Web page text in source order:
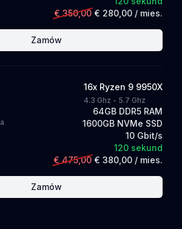
€ 350,00 € 280,00 / mies.
Zamów
16x Ryzen 9 9950X
4.3 Ghz - 5.7 Ghz
64GB DDR5 RAM
1600GB NVMe SSD
10 Gbit/s
120 sekund
€ 475,00 € 380,00 / mies.
Zamów